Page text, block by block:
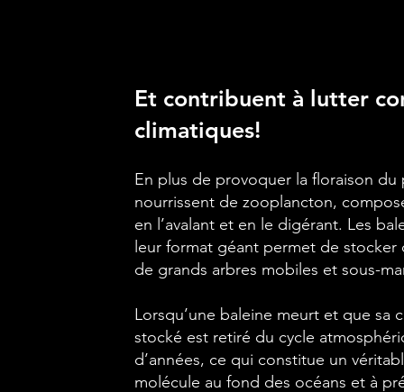
Et contribuent à lutter
climatiques!
En plus de provoquer la floraison
nourrissent de zooplancton,
en l’avalant et en le digérant. Les
leur format géant permet de
de grands arbres mobiles et sous-
Lorsqu’une baleine meurt et que sa
stocké est retiré du cycle
d’années, ce qui constitue un
molécule au fond des océans et à